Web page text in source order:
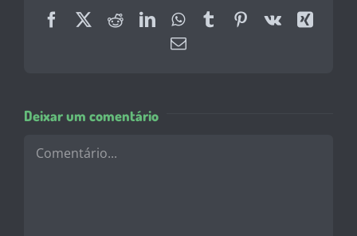
FacebookRedditLinkedInWhatsApp
TumblrPinterest
Vk
Xing
E-
Deixar um comentário